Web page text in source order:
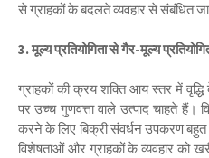
से ग्राहकों के बदलते व्यवहार से संबंधित
3. मूल्य प्रतियोगिता से गैर-मूल्य
ग्राहकों की क्रय शक्ति आय स्तर में
पर उच्च गुणवत्ता वाले उत्पाद चाहते हैं।
करने के लिए बिक्री संवर्धन उपकरण
विशेषताओं और ग्राहकों के व्यवहार को